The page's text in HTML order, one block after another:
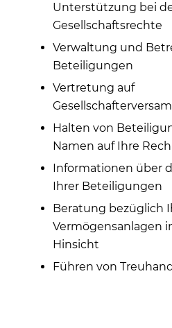
Unterstützung bei
Gesellschaftsrechte
Verwaltung und
Beteiligungen
Vertretung auf
Halten von
Namen auf Ihre
Informationen über
Ihrer Beteiligungen
Beratung bezüglich
Vermögensanlagen
Hinsicht
Führen von